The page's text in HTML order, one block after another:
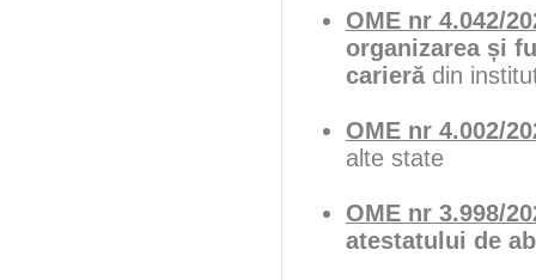
OME nr 4.042/
organizarea și
carierădin
OME nr 4.002/
alte state
OME nr 3.998/
atestatului de